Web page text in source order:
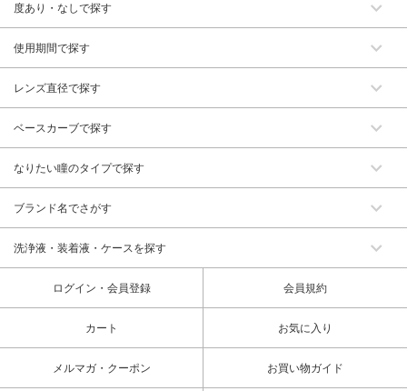
度あり・なしで探す
使用期間で探す
レンズ直径で探す
ベースカーブで探す
なりたい瞳のタイプで探す
ブランド名でさがす
洗浄液・装着液・ケースを探す
ログイン・会員登録 会員規約
カート お気に入り
メルマガ・クーポン お買い物ガイド